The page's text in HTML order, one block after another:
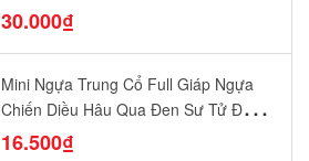
Chơi Lắp Ráp Mô Hình Yêu Thích
30.000₫
Mini Ngựa Trung Cổ Full Giáp Ngựa
Chiến Diều Hâu Quạ Đen Sư Tử Đỏ
N1003 - N1005 Đồ Chơi Lắp Ráp Mô
16.500₫